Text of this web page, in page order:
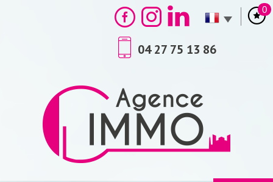
0
04 27 75 13 86